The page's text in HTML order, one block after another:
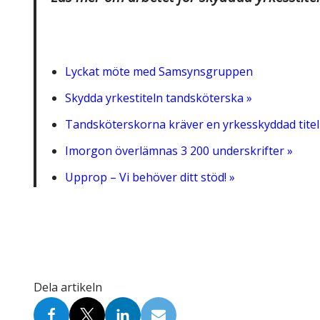
Lyckat möte med Samsynsgruppen
Skydda yrkestiteln tandsköterska »
Tandsköterskorna kräver en yrkesskyddad
Imorgon överlämnas 3 200 underskrifter »
Upprop – Vi behöver ditt stöd! »
Dela artikeln